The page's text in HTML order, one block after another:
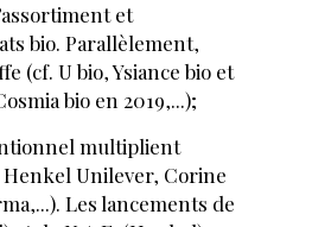
et
bio. Parallèlement,
(cf. U bio, Ysiance bio et
bio en 2019,...);
multiplient
Henkel Unilever, Corine
Les lancements de